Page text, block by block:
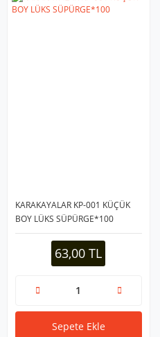
KARAKAYALAR KP-001 KÜÇÜK
BOY LÜKS SÜPÜRGE*100
63,00 TL
Sepete Ekle